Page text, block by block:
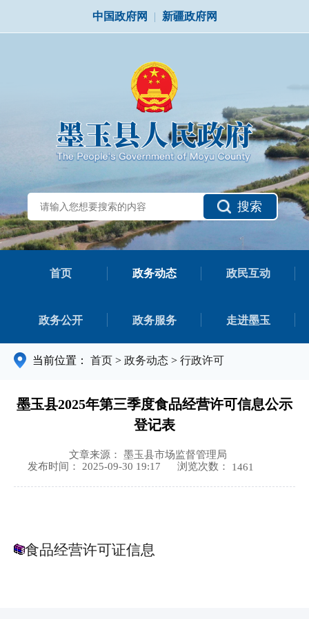
中国政府网 | 新疆政府网
搜索
首页 政务动态 政民互动
政务公开 政务服务 走进墨玉
当前位置： 首页 > 政务动态 > 行政许可
墨玉县2025年第三季度食品经营许可信息公示
登记表
文章来源： 墨玉县市场监督管理局
发布时间： 2025-09-30 19:17
浏览次数： 1461
食品经营许可证信息